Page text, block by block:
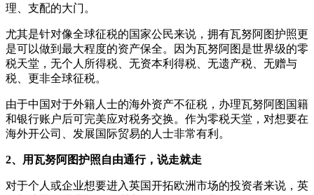
理、支配的大门。
尤其是针对像全球征税的国家公民来说，拥有瓦努阿图护照更
是可以做到最大程度的资产保全。因为瓦努阿图是世界级的零
税天堂，无个人所得税、无资本利得税、无遗产税、无赠与
税、更非全球征税。
由于中国对于外籍人士的海外资产不征税，办理瓦努阿图国籍
和银行账户后可完美应对税务交换。作为零税天堂，对想要在
海外开公司、发展国际贸易的人士非常有利。
2、用瓦努阿图护照自由通行，说走就走
对于个人或企业想要进入英国开拓欧洲市场的投资者来说，英